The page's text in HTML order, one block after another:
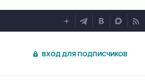
ВХОД ДЛЯ ПОДПИСЧИКОВ